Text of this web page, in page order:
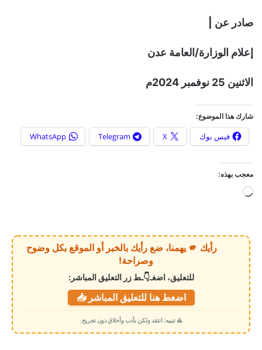
صادر عن |
إعلام الوزارة/العامة عدن
الاثنين 25 نوفمبر 2024م
شارك هذا الموضوع:
فيس بوك X
Telegram
WhatsApp
معجب بهذه:
ي
م
ي
رأيك 🫵 يهمنا، ضع رأيك بالخبر أو الموقع بكل وضوح
وصراحة!
للتعليق، اضغـ👇ـط زر التعليق المباشر:
اضغط هنا للتعليق المباشر 📥
⚠️ تنبيه: انتقد ولكن بأدب وأخلاق دون تجريح.